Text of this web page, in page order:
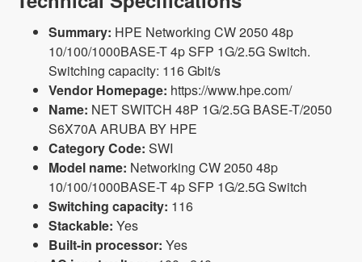
Summary: HPE Networking CW 2050 48p
10/100/1000BASE-T 4p SFP 1G/2.5G Switch.
Switching capacity: 116 Gbit/s
Vendor Homepage: https://www.hpe.com/
Name: NET SWITCH 48P 1G/2.5G BASE-T/2050
S6X70A ARUBA BY HPE
Category Code: SWI
Model name: Networking CW 2050 48p
10/100/1000BASE-T 4p SFP 1G/2.5G Switch
Switching capacity: 116
Stackable: Yes
Built-in processor: Yes